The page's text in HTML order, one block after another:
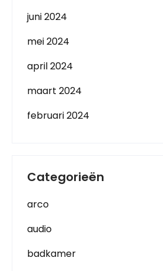
juni 2024
mei 2024
april 2024
maart 2024
februari 2024
Categorieën
arco
audio
badkamer